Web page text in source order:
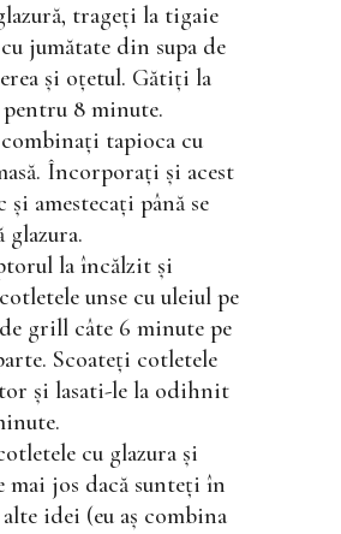
trageți la tigaie
jumătate din supa de
și oțetul. Gătiți la
8 minute.
combinați tapioca cu
Încorporați și acest
și amestecați până se
glazura.
la încălzit și
unse cu uleiul pe
grill câte 6 minute pe
Scoateți cotletele
și lasati-le la odihnit
cu glazura și
mai jos dacă sunteți în
idei (eu aș combina